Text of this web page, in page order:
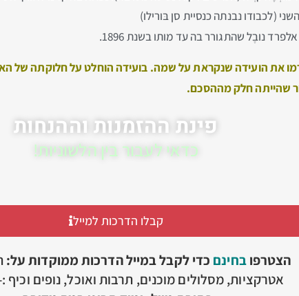
(לכבודו נבנתה כנסיית סן בּורילו)
נובֶל שהתגורר בה עד מותו בשנת 1896.
את הועידה שנקראת על שמה. בועידה הוחלט על חלוקתה של
שהייתה חלק מההסכם.
פינת ההזמנות וההנחות
כדאי לעבור בין הלשוניות!
קבלו הדרכות למייל
הצטרפובחינם כדי לקבל במייל הדרכות ממוקדות על:
אטרקציות, מסלולים מוכנים, תרבות ואוכל, נופים וכיף